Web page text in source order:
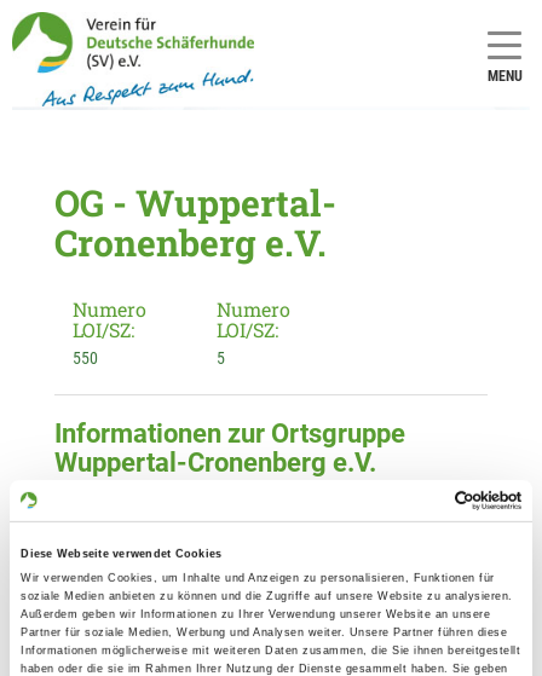
Diese Webseite verwendet Cookies
Wir verwenden Cookies, um Inhalte und Anzeigen zu personalisieren, Funktionen für
soziale Medien anbieten zu können und die Zugriffe auf unsere Website zu analysieren.
Außerdem geben wir Informationen zu Ihrer Verwendung unserer Website an unsere
Partner für soziale Medien, Werbung und Analysen weiter. Unsere Partner führen diese
Informationen möglicherweise mit weiteren Daten zusammen, die Sie ihnen bereitgestellt
haben oder die sie im Rahmen Ihrer Nutzung der Dienste gesammelt haben. Sie geben
MENU
OG - Wuppertal-
Cronenberg e.V.
Numero
LOI/SZ:
550
Numero
LOI/SZ:
5
Informationen zur Ortsgruppe
Wuppertal-Cronenberg e.V.
Siegfried Schmidt
Sudberger Str. 4
42349 Wuppertal
Übungsplatz:
Paradies 3